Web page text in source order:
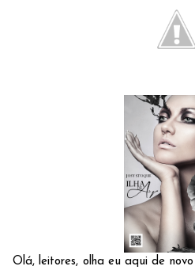
Olá, leitores, olha eu aqui de